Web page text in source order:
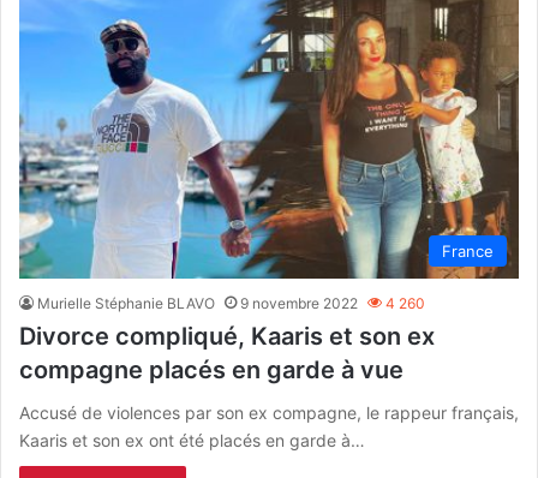
France
Murielle Stéphanie BLAVO 9 novembre 2022 4 260
Divorce compliqué, Kaaris et son ex
compagne placés en garde à vue
Accusé de violences par son ex compagne, le rappeur français,
Kaaris et son ex ont été placés en garde à…